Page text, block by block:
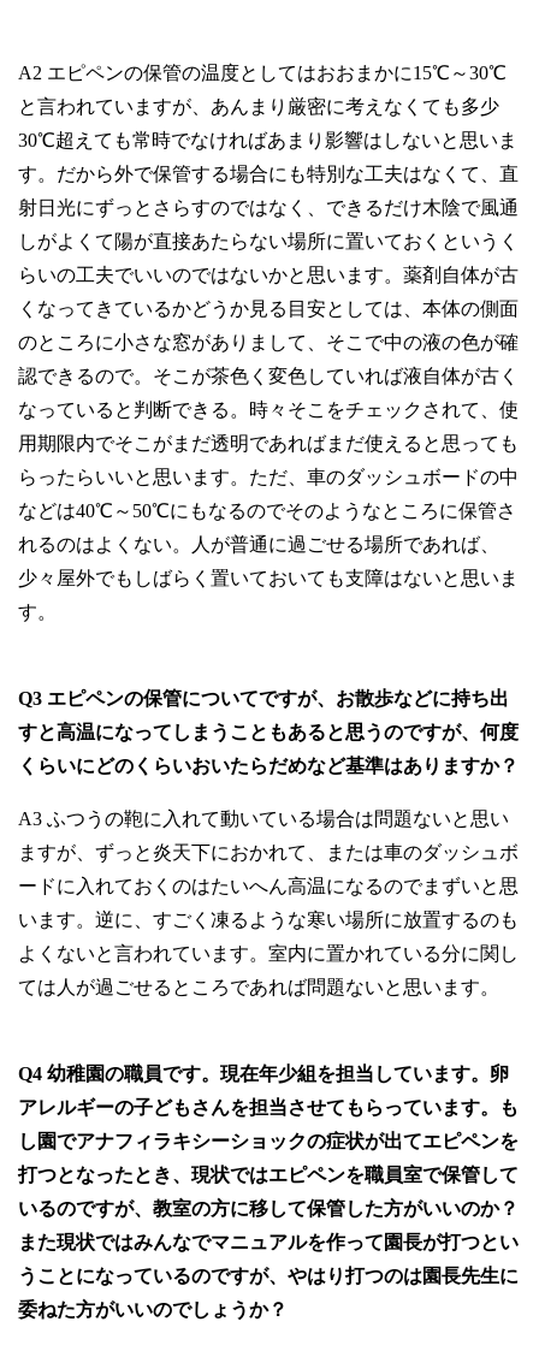
A2 エピペンの保管の温度としてはおおまかに15℃～30℃
と言われていますが、あんまり厳密に考えなくても多少
30℃超えても常時でなければあまり影響はしないと思いま
す。だから外で保管する場合にも特別な工夫はなくて、直
射日光にずっとさらすのではなく、できるだけ木陰で風通
しがよくて陽が直接あたらない場所に置いておくというく
らいの工夫でいいのではないかと思います。薬剤自体が古
くなってきているかどうか見る目安としては、本体の側面
のところに小さな窓がありまして、そこで中の液の色が確
認できるので。そこが茶色く変色していれば液自体が古く
なっていると判断できる。時々そこをチェックされて、使
用期限内でそこがまだ透明であればまだ使えると思っても
らったらいいと思います。ただ、車のダッシュボードの中
などは40℃～50℃にもなるのでそのようなところに保管さ
れるのはよくない。人が普通に過ごせる場所であれば、
少々屋外でもしばらく置いておいても支障はないと思いま
す。
Q3 エピペンの保管についてですが、お散歩などに持ち出
すと高温になってしまうこともあると思うのですが、何度
くらいにどのくらいおいたらだめなど基準はありますか？
A3 ふつうの鞄に入れて動いている場合は問題ないと思い
ますが、ずっと炎天下におかれて、または車のダッシュボ
ードに入れておくのはたいへん高温になるのでまずいと思
います。逆に、すごく凍るような寒い場所に放置するのも
よくないと言われています。室内に置かれている分に関し
ては人が過ごせるところであれば問題ないと思います。
Q4 幼稚園の職員です。現在年少組を担当しています。卵
アレルギーの子どもさんを担当させてもらっています。も
し園でアナフィラキシーショックの症状が出てエピペンを
打つとなったとき、現状ではエピペンを職員室で保管して
いるのですが、教室の方に移して保管した方がいいのか？
また現状ではみんなでマニュアルを作って園長が打つとい
うことになっているのですが、やはり打つのは園長先生に
委ねた方がいいのでしょうか？